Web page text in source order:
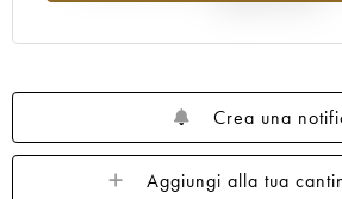
Crea una
Aggiungi alla tua